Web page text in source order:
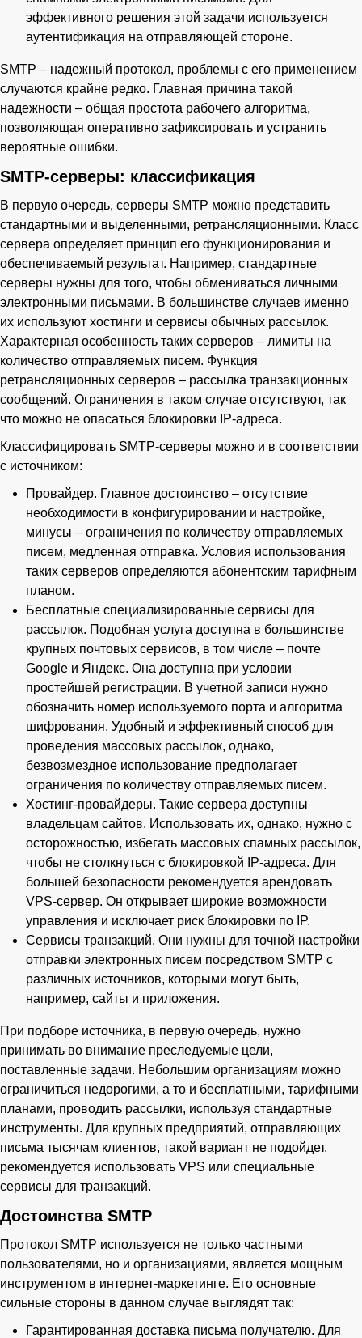
эффективного решения этой задачи используется
аутентификация на отправляющей стороне.
SMTP – надежный протокол, проблемы с его применением
случаются крайне редко. Главная причина такой
надежности – общая простота рабочего алгоритма,
позволяющая оперативно зафиксировать и устранить
вероятные ошибки.
SMTP-серверы: классификация
В первую очередь, серверы SMTP можно представить
стандартными и выделенными, ретрансляционными. Класс
сервера определяет принцип его функционирования и
обеспечиваемый результат. Например, стандартные
серверы нужны для того, чтобы обмениваться личными
электронными письмами. В большинстве случаев именно
их используют хостинги и сервисы обычных рассылок.
Характерная особенность таких серверов – лимиты на
количество отправляемых писем. Функция
ретрансляционных серверов – рассылка транзакционных
сообщений. Ограничения в таком случае отсутствуют, так
что можно не опасаться блокировки IP-адреса.
Классифицировать SMTP-серверы можно и в соответствии
с источником:
Провайдер. Главное достоинство – отсутствие
необходимости в конфигурировании и настройке,
минусы – ограничения по количеству отправляемых
писем, медленная отправка. Условия использования
таких серверов определяются абонентским тарифным
планом.
Бесплатные специализированные сервисы для
рассылок. Подобная услуга доступна в большинстве
крупных почтовых сервисов, в том числе – почте
Google и Яндекс. Она доступна при условии
простейшей регистрации. В учетной записи нужно
обозначить номер используемого порта и алгоритма
шифрования. Удобный и эффективный способ для
проведения массовых рассылок, однако,
безвозмездное использование предполагает
ограничения по количеству отправляемых писем.
Хостинг-провайдеры. Такие сервера доступны
владельцам сайтов. Использовать их, однако, нужно с
осторожностью, избегать массовых спамных рассылок,
чтобы не столкнуться с блокировкой IP-адреса. Для
большей безопасности рекомендуется арендовать
VPS-сервер. Он открывает широкие возможности
управления и исключает риск блокировки по IP.
Сервисы транзакций. Они нужны для точной настройки
отправки электронных писем посредством SMTP с
различных источников, которыми могут быть,
например, сайты и приложения.
При подборе источника, в первую очередь, нужно
принимать во внимание преследуемые цели,
поставленные задачи. Небольшим организациям можно
ограничиться недорогими, а то и бесплатными, тарифными
планами, проводить рассылки, используя стандартные
инструменты. Для крупных предприятий, отправляющих
письма тысячам клиентов, такой вариант не подойдет,
рекомендуется использовать VPS или специальные
сервисы для транзакций.
Достоинства SMTP
Протокол SMTP используется не только частными
пользователями, но и организациями, является мощным
инструментом в интернет-маркетинге. Его основные
сильные стороны в данном случае выглядят так:
Гарантированная доставка письма получателю. Для